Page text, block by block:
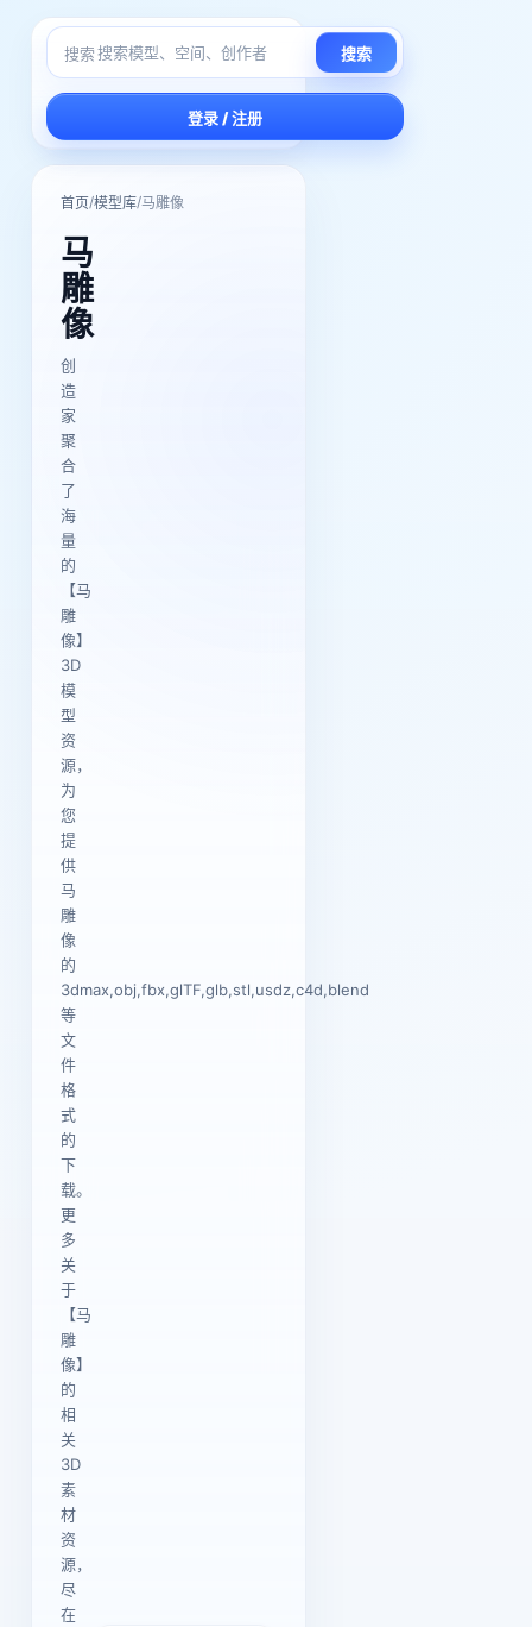
搜索 搜索
登录 / 注册
首页/模型库/马雕像
马
雕
像
创
造
家
聚
合
了
海
量
的
【马
雕
像】
3D
模
型
资
源，
为
您
提
供
马
雕
像
的
3dmax,obj,fbx,glTF,glb,stl,usdz,c4d,blend
等
文
件
格
式
的
下
载。
更
多
关
于
【马
雕
像】
的
相
关
3D
素
材
资
源，
尽
在